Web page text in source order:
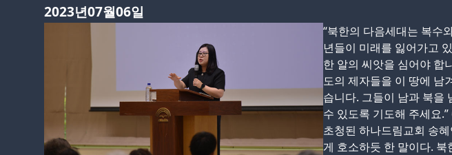
2023년07월06일
“북한의 다음세대는 복수
년들이 미래를 잃어가고
한 알의 씨앗을 심어야 합
도의 제자들을 이 땅에 남
습니다. 그들이 남과 북을
수 있도록 기도해 주세요
초청된 하나드림교회 송
게 호소하듯 한 말이다.